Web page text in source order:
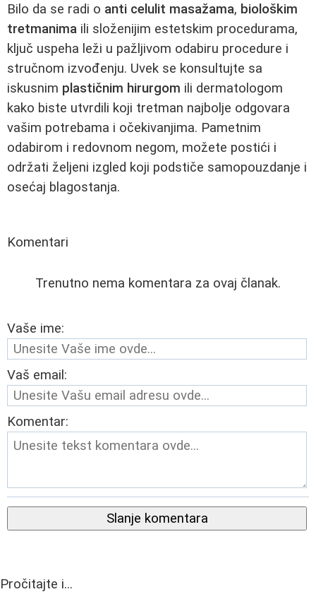
Bilo da se radi o anti celulit masažama, biološkim
tretmanima ili složenijim estetskim procedurama,
ključ uspeha leži u pažljivom odabiru procedure i
stručnom izvođenju. Uvek se konsultujte sa
iskusnim plastičnim hirurgom ili dermatologom
kako biste utvrdili koji tretman najbolje odgovara
vašim potrebama i očekivanjima. Pametnim
odabirom i redovnom negom, možete postići i
održati željeni izgled koji podstiče samopouzdanje i
osećaj blagostanja.
Komentari
Trenutno nema komentara za ovaj članak.
Vaše ime:
Vaš email:
Komentar:
Slanje komentara
Pročitajte i...